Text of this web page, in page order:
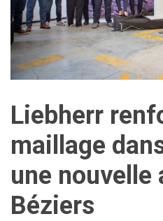
Liebherr
maillage
une nouvelle
Béziers